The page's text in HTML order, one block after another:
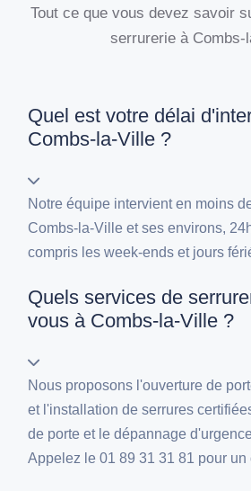
Tout ce que vous devez savoir
serrurerie à Combs-
Quel est votre délai
Combs-la-Ville ?
Notre équipe intervient en moins
Combs-la-Ville et ses environs,
compris les week-ends et jours
Quels services de
vous à Combs-la-Ville ?
Nous proposons l'ouverture de
et l'installation de serrures
de porte et le dépannage
Appelez le 01 89 31 31 81 pour un